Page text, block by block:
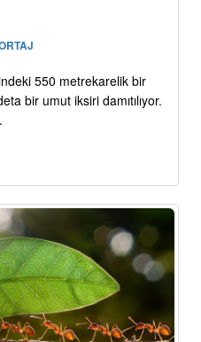
550 metrekarelik bir
bir umut iksiri damıtılıyor.